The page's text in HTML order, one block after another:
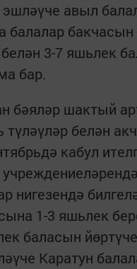
авыл
бакчасын
3-7 яшьлек
бар.
бәяләр шактый
түләүләр белән
кабул
нигезендә
1-3 яшьлек
баласын
Каратун